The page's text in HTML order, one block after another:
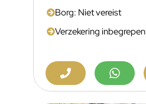
Borg: Niet vereist
Verzekering inbegrepen